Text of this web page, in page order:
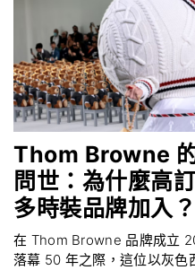
Thom Browne
問世：為什麼高
多時裝品牌加入？
在 Thom Browne 品牌成立
落幕 50 年之際，這位以灰色